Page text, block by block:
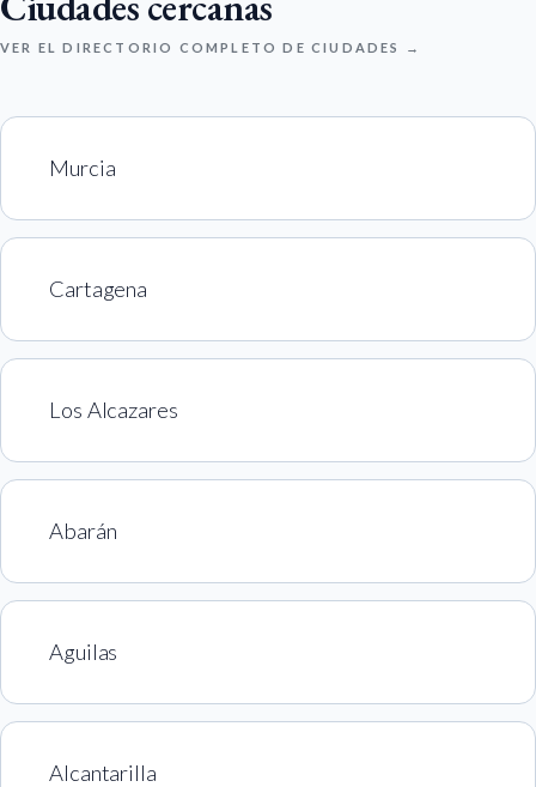
VER EL DIRECTORIO COMPLETO DE CIUDADES →
Murcia
Cartagena
Los Alcazares
Abarán
Aguilas
Alcantarilla